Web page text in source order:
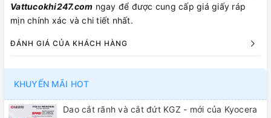
Vattucokhi247.com ngay để được cung cấp giá giấy ráp
mịn chính xác và chi tiết nhất.
ĐÁNH GIÁ CỦA KHÁCH HÀNG
KHUYẾN MÃI HOT
Dao cắt rãnh và cắt đứt KGZ - mới của Kyocera